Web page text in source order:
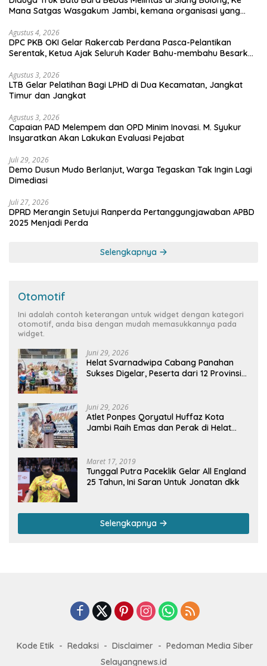
Mana Satgas Wasgakum Jambi, kemana organisasi yang
Agustus 4, 2026
DPC PKB OKI Gelar Rakercab Perdana Pasca-Pelantikan
Serentak, Ketua Ajak Seluruh Kader Bahu-membahu Besarkan
Agustus 3, 2026
LTB Gelar Pelatihan Bagi LPHD di Dua Kecamatan, Jangkat
Timur dan Jangkat
Agustus 3, 2026
Capaian PAD Melempem dan OPD Minim Inovasi. M. Syukur
Insyaratkan Akan Lakukan Evaluasi Pejabat
Juli 29, 2026
Demo Dusun Mudo Berlanjut, Warga Tegaskan Tak Ingin Lagi
Dimediasi
Juli 27, 2026
DPRD Merangin Setujui Ranperda Pertanggungjawaban APBD
2025 Menjadi Perda
Selengkapnya
Otomotif
Ini adalah contoh keterangan untuk widget dengan kategori
otomotif, anda bisa dengan mudah memasukkannya pada
widget.
Juni 29, 2026
Helat Svarnadwipa Cabang Panahan
Sukses Digelar, Peserta dari 12 Provinsi
Juni 29, 2026
Atlet Ponpes Qoryatul Huffaz Kota
Jambi Raih Emas dan Perak di Helat
Maret 17, 2019
Tunggal Putra Paceklik Gelar All England
25 Tahun, Ini Saran Untuk Jonatan dkk
Selengkapnya
Kode Etik Redaksi Disclaimer
Pedoman Media Siber
Selayangnews.id